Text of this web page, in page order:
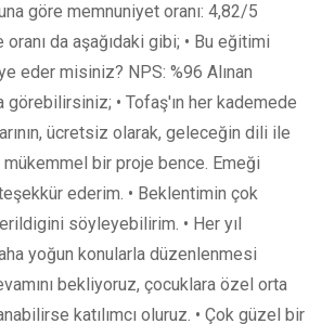
göre memnuniyet oranı: 4,82/5
da aşağıdaki gibi; • Bu eğitimi
eder misiniz? NPS: %96 Alınan
görebilirsiniz; • Tofaş'ın her kademede
ücretsiz olarak, geleceğin dili ile
bir proje bence. Emeği
ederim. • Beklentimin çok
söyleyebilirim. • Her yıl
yoğun konularla düzenlenmesi
bekliyoruz, çocuklara özel orta
katılımcı oluruz. • Çok güzel bir